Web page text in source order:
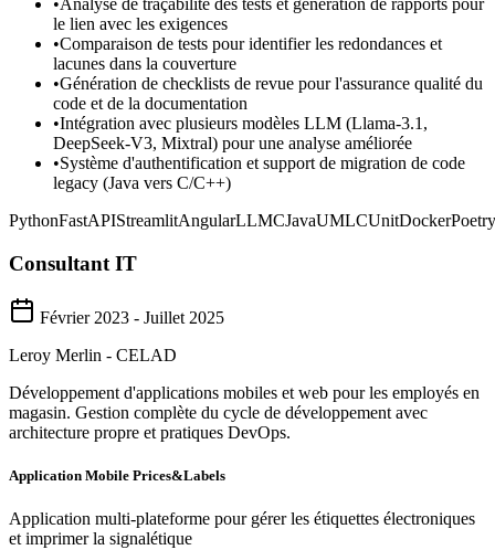
•Analyse de traçabilité des tests et génération de rapports pour
le lien avec les exigences
•Comparaison de tests pour identifier les redondances et
lacunes dans la couverture
•Génération de checklists de revue pour l'assurance qualité du
code et de la documentation
•Intégration avec plusieurs modèles LLM (Llama-3.1,
DeepSeek-V3, Mixtral) pour une analyse améliorée
•Système d'authentification et support de migration de code
legacy (Java vers C/C++)
PythonFastAPIStreamlitAngularLLMCJavaUMLCUnitDockerPoetry
Consultant IT
Février 2023 - Juillet 2025
Leroy Merlin - CELAD
Développement d'applications mobiles et web pour les employés en
magasin. Gestion complète du cycle de développement avec
architecture propre et pratiques DevOps.
Application Mobile Prices&Labels
Application multi-plateforme pour gérer les étiquettes électroniques
et imprimer la signalétique